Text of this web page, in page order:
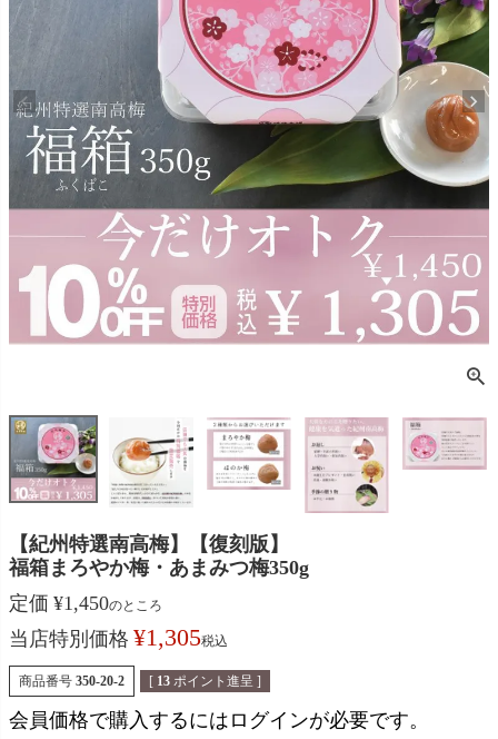
【紀州特選南高梅】【復刻版】
福箱まろやか梅・あまみつ梅350g
定価 ¥1,450のところ
当店特別価格 ¥1,305税込
商品番号 350-20-2 [ 13 ポイント進呈 ]
会員価格で購入するにはログインが必要です。